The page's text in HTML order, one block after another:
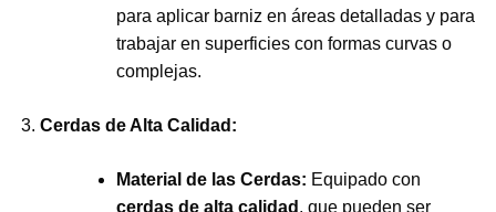
para aplicar barniz en áreas detalladas y para
trabajar en superficies con formas curvas o
complejas.
Cerdas de Alta Calidad:
Material de las Cerdas: Equipado con
cerdas de alta calidad , que pueden ser